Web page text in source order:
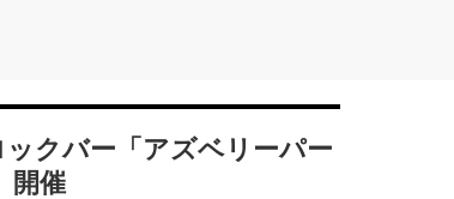
クバー「アズベリーパー
開催